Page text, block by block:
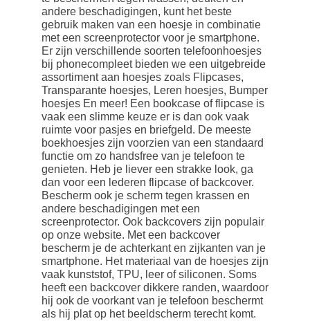
andere beschadigingen, kunt het beste
gebruik maken van een hoesje in combinatie
met een screenprotector voor je smartphone.
Er zijn verschillende soorten telefoonhoesjes
bij phonecompleet bieden we een uitgebreide
assortiment aan hoesjes zoals Flipcases,
Transparante hoesjes, Leren hoesjes, Bumper
hoesjes En meer! Een bookcase of flipcase is
vaak een slimme keuze er is dan ook vaak
ruimte voor pasjes en briefgeld. De meeste
boekhoesjes zijn voorzien van een standaard
functie om zo handsfree van je telefoon te
genieten. Heb je liever een strakke look, ga
dan voor een lederen flipcase of backcover.
Bescherm ook je scherm tegen krassen en
andere beschadigingen met een
screenprotector. Ook backcovers zijn populair
op onze website. Met een backcover
bescherm je de achterkant en zijkanten van je
smartphone. Het materiaal van de hoesjes zijn
vaak kunststof, TPU, leer of siliconen. Soms
heeft een backcover dikkere randen, waardoor
hij ook de voorkant van je telefoon beschermt
als hij plat op het beeldscherm terecht komt.